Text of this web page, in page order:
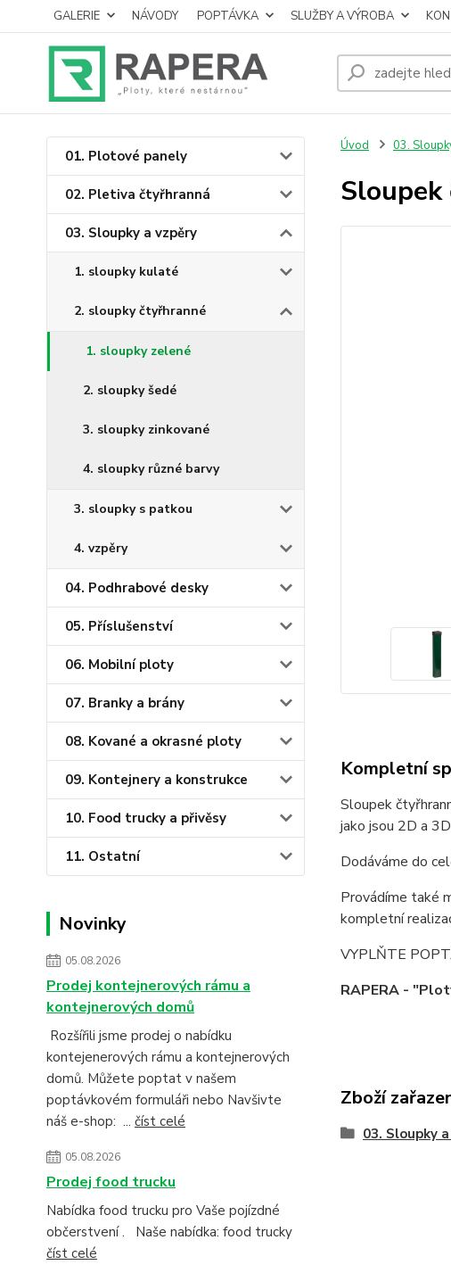
GALERIE NÁVODY POPTÁVKA SLUŽBY A VÝROBA
01. Plotové panely
02. Pletiva čtyřhranná
03. Sloupky a vzpěry
1. sloupky kulaté
2. sloupky čtyřhranné
1. sloupky zelené
2. sloupky šedé
3. sloupky zinkované
4. sloupky různé barvy
3. sloupky s patkou
4. vzpěry
04. Podhrabové desky
05. Příslušenství
06. Mobilní ploty
07. Branky a brány
08. Kované a okrasné ploty
09. Kontejnery a konstrukce
10. Food trucky a přivěsy
11. Ostatní
Novinky
05.08.2026
Prodej kontejnerových rámu a
kontejnerových domů
Rozšířili jsme prodej o nabídku
kontejenerových rámu a kontejnerových
domů. Můžete poptat v našem
poptávkovém formuláři nebo Navšivte
náš e-shop: ... číst celé
05.08.2026
Prodej food trucku
Nabídka food trucku pro Vaše pojízdné
občerstvení . Naše nabídka: food trucky
číst celé
Úvod 03.
Kompletní
Sloupek
jako jsou 2D a
Dodáváme do
Provádíme také
kompletní
VYPLŇTE
RAPERA -
Zboží
03. Sloupky